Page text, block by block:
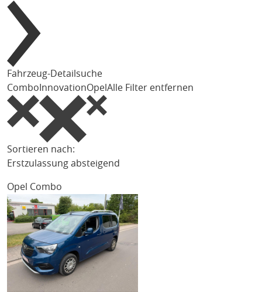
Fahrzeug-Detailsuche
ComboInnovationOpelAlle Filter entfernen
Sortieren nach:
Erstzulassung absteigend
Opel Combo